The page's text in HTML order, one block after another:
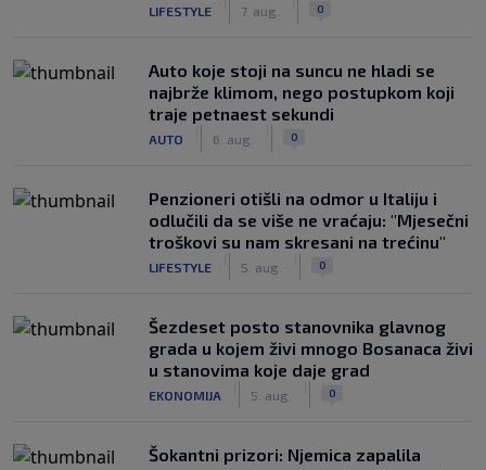
LIFESTYLE 7. aug. 0
Auto koje stoji na suncu ne hladi se
najbrže klimom, nego postupkom koji
traje petnaest sekundi
AUTO 6. aug. 0
Penzioneri otišli na odmor u Italiju i
odlučili da se više ne vraćaju: "Mjesečni
troškovi su nam skresani na trećinu"
LIFESTYLE 5. aug. 0
Šezdeset posto stanovnika glavnog
grada u kojem živi mnogo Bosanaca živi
u stanovima koje daje grad
EKONOMIJA 5. aug. 0
Šokantni prizori: Njemica zapalila